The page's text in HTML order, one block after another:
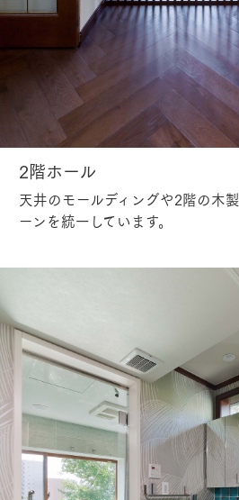
2階ホール
天井のモールディングや2階の木
ーンを統一しています。